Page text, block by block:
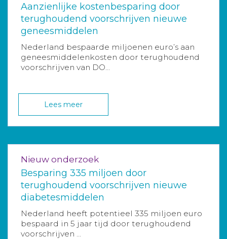
Aanzienlijke kostenbesparing door
terughoudend voorschrijven nieuwe
geneesmiddelen
Nederland bespaarde miljoenen euro’s aan
geneesmiddelenkosten door terughoudend
voorschrijven van DO...
Lees meer
Nieuw onderzoek
Besparing 335 miljoen door
terughoudend voorschrijven nieuwe
diabetesmiddelen
Nederland heeft potentieel 335 miljoen euro
bespaard in 5 jaar tijd door terughoudend
voorschrijven ...